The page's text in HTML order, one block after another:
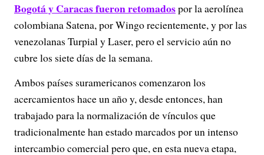
Bogotá y Caracas fueron retomadospor la aerolínea
colombiana Satena, por Wingo recientemente, y por las
venezolanas Turpial y Laser, pero el servicio aún no
cubre los siete días de la semana.
Ambos países suramericanos comenzaron los
acercamientos hace un año y, desde entonces, han
trabajado para la normalización de vínculos que
tradicionalmente han estado marcados por un intenso
intercambio comercial pero que, en esta nueva etapa,